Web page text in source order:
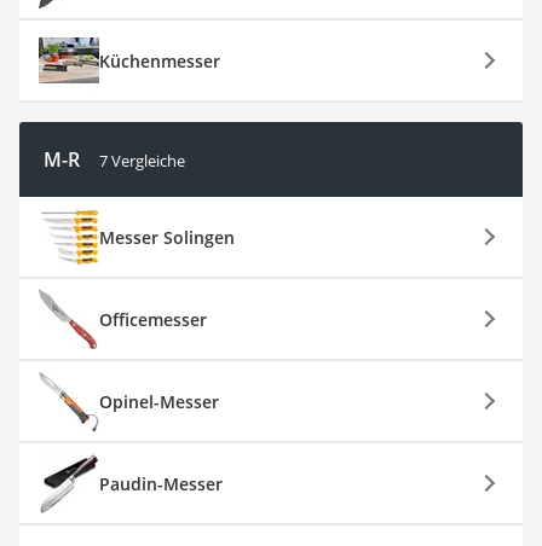
Küchenmesser
M-R 7 Vergleiche
Messer Solingen
Officemesser
Opinel-Messer
Paudin-Messer